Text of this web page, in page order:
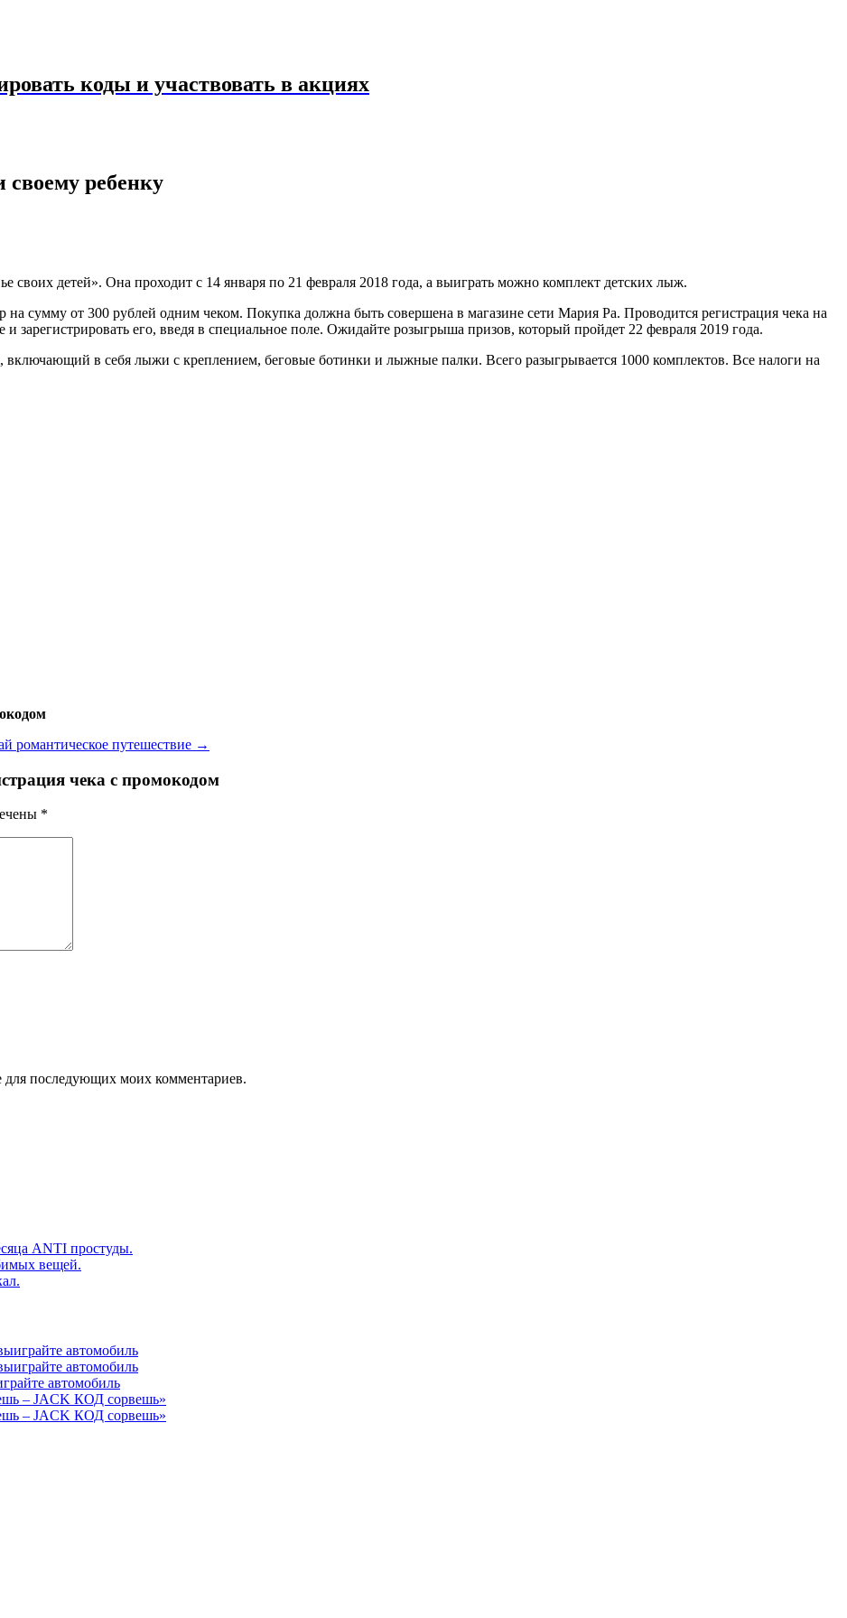
коды и участвовать в акциях
ребенку
своих детей». Она проходит с 14 января по 21 февраля 2018 года, а выиграть можно комплект детских лыж.
сумму от 300 рублей одним чеком. Покупка должна быть совершена в магазине сети Мария Ра. Проводится регистрация чека на
зарегистрировать его, введя в специальное поле. Ожидайте розыгрыша призов, который пройдет 22 февраля 2019 года.
в себя лыжи с креплением, беговые ботинки и лыжные палки. Всего разыгрывается 1000 комплектов. Все налоги на
романтическое путешествие →
чека с промокодом
*
для последующих моих комментариев.
ANTI простуды.
вещей.
автомобиль
автомобиль
автомобиль
– JACK КОД сорвешь»
– JACK КОД сорвешь»